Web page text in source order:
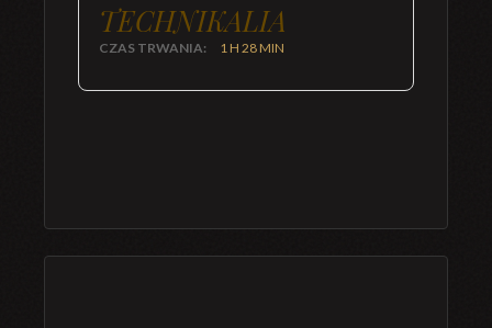
TECHNIKALIA
CZAS TRWANIA: 1 H 28 MIN